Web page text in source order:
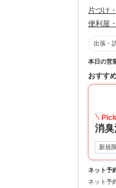
片づけ
便利屋
出張・
本日の営
おすす
消
新規
ネット予
ネット予